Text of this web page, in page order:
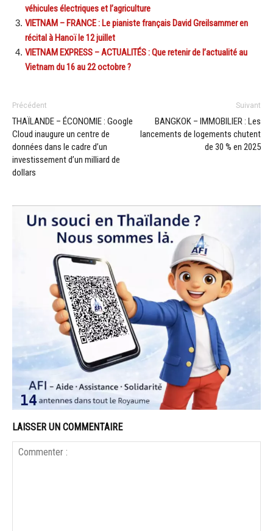
véhicules électriques et l’agriculture
VIETNAM – FRANCE : Le pianiste français David Greilsammer en
récital à Hanoï le 12 juillet
VIETNAM EXPRESS – ACTUALITÉS : Que retenir de l’actualité au
Vietnam du 16 au 22 octobre ?
Précédent
THAÏLANDE – ÉCONOMIE : Google
Cloud inaugure un centre de
données dans le cadre d’un
investissement d’un milliard de
dollars
Suivant
BANGKOK – IMMOBILIER : Les
lancements de logements chutent
de 30 % en 2025
LAISSER UN COMMENTAIRE